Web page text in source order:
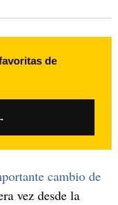
de
cambio de
vez desde la